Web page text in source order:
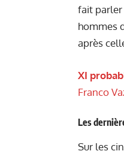
fait parler
hommes
après
XI
Franco
Les
Sur les